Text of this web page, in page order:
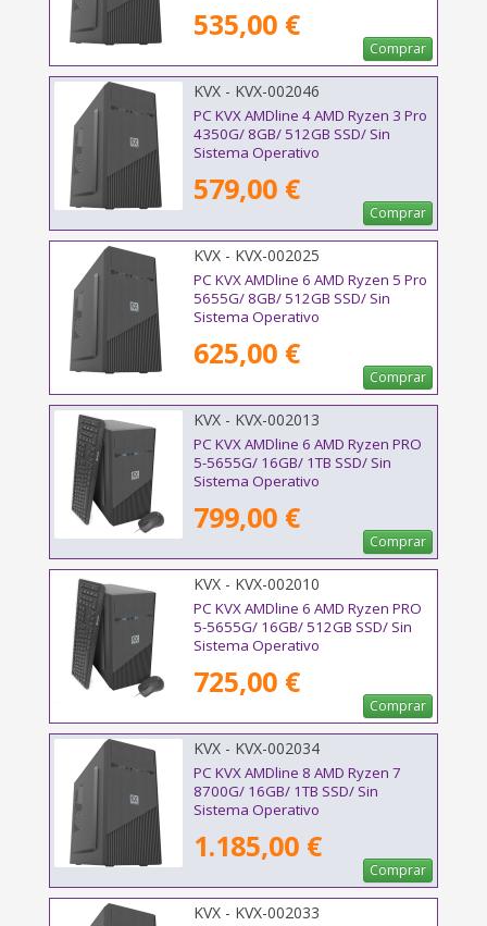
535,00 €
Comprar
KVX - KVX-002046
PC KVX AMDline 4 AMD Ryzen 3 Pro
4350G/ 8GB/ 512GB SSD/ Sin
Sistema Operativo
579,00 €
Comprar
KVX - KVX-002025
PC KVX AMDline 6 AMD Ryzen 5 Pro
5655G/ 8GB/ 512GB SSD/ Sin
Sistema Operativo
625,00 €
Comprar
KVX - KVX-002013
PC KVX AMDline 6 AMD Ryzen PRO
5-5655G/ 16GB/ 1TB SSD/ Sin
Sistema Operativo
799,00 €
Comprar
KVX - KVX-002010
PC KVX AMDline 6 AMD Ryzen PRO
5-5655G/ 16GB/ 512GB SSD/ Sin
Sistema Operativo
725,00 €
Comprar
KVX - KVX-002034
PC KVX AMDline 8 AMD Ryzen 7
8700G/ 16GB/ 1TB SSD/ Sin
Sistema Operativo
1.185,00 €
Comprar
KVX - KVX-002033